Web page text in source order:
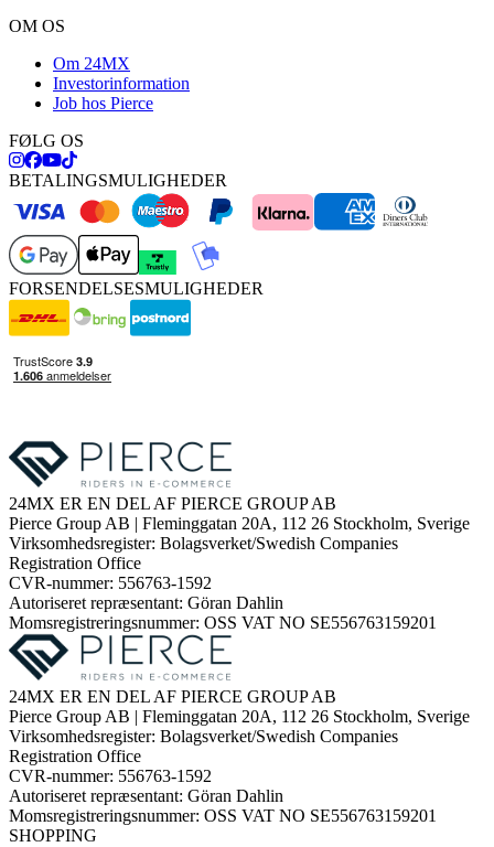
OM OS
Om 24MX
Investorinformation
Job hos Pierce
FØLG OS
BETALINGSMULIGHEDER
FORSENDELSESMULIGHEDER
24MX ER EN DEL AF PIERCE GROUP AB
Pierce Group AB | Fleminggatan 20A, 112 26 Stockholm, Sverige
Virksomhedsregister: Bolagsverket/Swedish Companies
Registration Office
CVR-nummer: 556763-1592
Autoriseret repræsentant: Göran Dahlin
Momsregistreringsnummer: OSS VAT NO SE556763159201
24MX ER EN DEL AF PIERCE GROUP AB
Pierce Group AB | Fleminggatan 20A, 112 26 Stockholm, Sverige
Virksomhedsregister: Bolagsverket/Swedish Companies
Registration Office
CVR-nummer: 556763-1592
Autoriseret repræsentant: Göran Dahlin
Momsregistreringsnummer: OSS VAT NO SE556763159201
SHOPPING